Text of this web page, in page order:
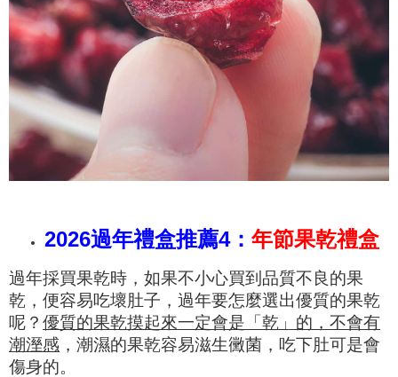
2026過年禮盒推薦4： 年節果乾禮盒
過年採買果乾時，如果不小心買到品質不良的果
乾，便容易吃壞肚子，過年要怎麼選出優質的果乾
呢？ 優質的果乾摸起來一定會是「乾」的，不會有
潮溼感 ，潮濕的果乾容易滋生黴菌，吃下肚可是會
傷身的。